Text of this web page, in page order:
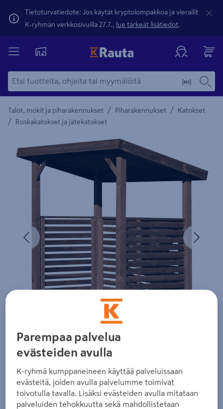
Tietoturvatiedote: Jos käytät kryptolompakkoa ja vierailit
K-ryhmän verkkosivuilla 27.7., lue tärkeät lisätiedot.
Talot, mökit ja piharakennukset / Piharakennukset / Katokset
/ Roskakatokset ja jätekatokset
Yksityiskohtainen kuvaus löytyy Tuotteen kuvaus -
Edellinen
Zoomaa kuvaa sormilla kosketusnäytöllä
Parempaa palvelua
evästeiden avulla
K-ryhmä kumppaneineen käyttää palveluissaan
evästeitä, joiden avulla palvelumme toimivat
toivotulla tavalla. Lisäksi evästeiden avulla mitataan
palveluiden tehokkuutta sekä mahdollistetaan